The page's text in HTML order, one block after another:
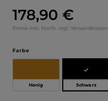
Regulärer Preis:
178,90 €
Preise inkl. MwSt. zzgl. Versandkosten
Farbeauswählen
Honig Schwarz